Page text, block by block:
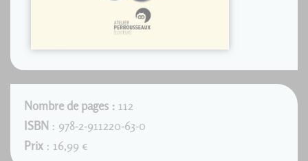
Nombre de pages : 112
ISBN : 978-2-911220-63-0
Prix : 16,99 €